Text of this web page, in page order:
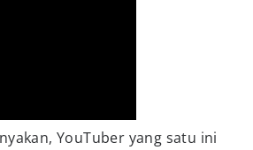
YouTuber yang satu ini